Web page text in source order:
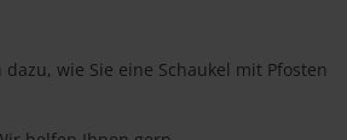
dazu, wie Sie eine Schaukel mit Pfosten